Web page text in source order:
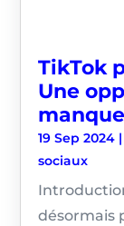
TikTok
Une
19 Sep 2024 |
sociaux
désormais